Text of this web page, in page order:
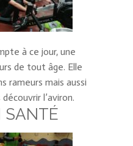
à ce jour, une
de tout âge. Elle
rameurs mais aussi
l’aviron.
SANTÉ